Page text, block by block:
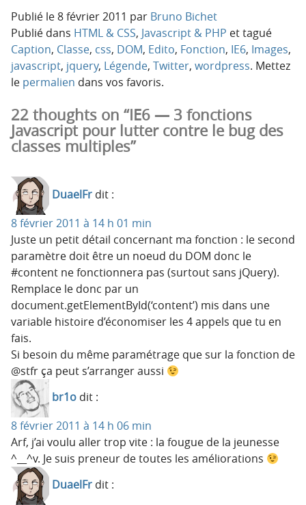
Publié le8 février 2011 par Bruno Bichet
Publié dans HTML & CSS, Javascript & PHP et tagué
Caption, Classe, css, DOM, Edito, Fonction, IE6, Images,
javascript, jquery, Légende, Twitter, wordpress. Mettez
le permalien dans vos favoris.
22 thoughts on “IE6 — 3 fonctions
Javascript pour lutter contre le bug des
classes multiples”
DuaelFr dit :
8 février 2011 à 14 h 01 min
Juste un petit détail concernant ma fonction : le second
paramètre doit être un noeud du DOM donc le
#content ne fonctionnera pas (surtout sans jQuery).
Remplace le donc par un
document.getElementById(‘content’) mis dans une
variable histoire d’économiser les 4 appels que tu en
fais.
Si besoin du même paramétrage que sur la fonction de
@stfr ça peut s’arranger aussi
br1o dit :
8 février 2011 à 14 h 06 min
Arf, j’ai voulu aller trop vite : la fougue de la jeunesse
^__^v. Je suis preneur de toutes les améliorations
DuaelFr dit :